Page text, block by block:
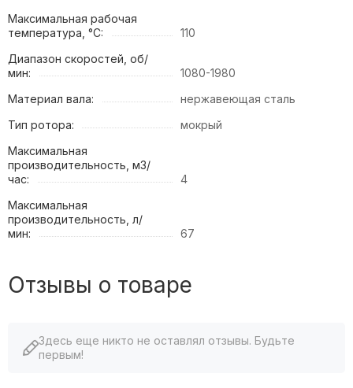
Максимальная рабочая
температура, °C:
110
Диапазон скоростей, об/
мин:
1080-1980
Материал вала:
нержавеющая сталь
Тип ротора:
мокрый
Максимальная
производительность, м3/
час:
4
Максимальная
производительность, л/
мин:
67
Отзывы о товаре
Здесь еще никто не оставлял отзывы. Будьте
первым!